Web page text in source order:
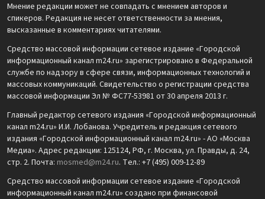
Мнение редакции может не совпадать с мнением авторов и
спикеров. Редакция не несет ответственности за мнения,
высказанные в комментариях читателями.
Средство массовой информации сетевое издание «Городской
информационный канал m24.ru» зарегистрировано в Федеральной
службе по надзору в сфере связи, информационных технологий и
массовых коммуникаций. Свидетельство о регистрации средства
массовой информации Эл № ФС77-53981 от 30 апреля 2013 г.
Главный редактор сетевого издания «Городской информационный
канал m24.ru» И.И. Лобанова. Учредитель и редакция сетевого
издания «Городской информационный канал m24.ru» - АО «Москва
Медиа». Адрес редакции: 125124, РФ, г. Москва, ул. Правды, д. 24,
стр. 2. Почта: mosmed@m24.ru. Тел.: +7 (495) 009-12-89
Средство массовой информации сетевое издание «Городской
информационный канал m24.ru» создано при финансовой